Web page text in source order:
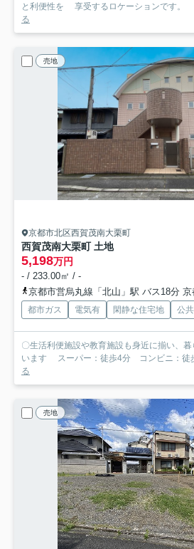
と利便性を 享受するロケーションです。
る
売地
京都市北区西賀茂南大栗町
西賀茂南大栗町 土地
5,198万円
- / 233.00㎡ / -
京都市営烏丸線「北山」駅 バス18分 京都市営バ
都市ガス 電気有 閑静な住宅地 公
〇生活利便施設や教育施設も身近に揃い、
います スーパー：徒歩4分 コンビニ：徒
る
売地